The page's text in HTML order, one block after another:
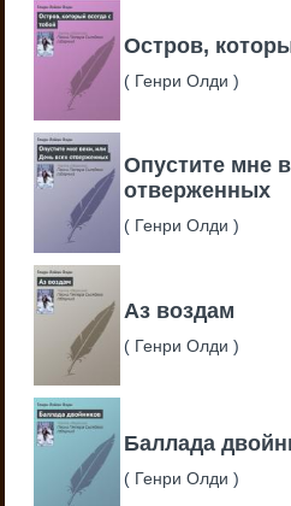
Остров,
( Генри Олди)
Опустите мне
отверженных
( Генри Олди)
Аз воздам
( Генри Олди)
Баллада
( Генри Олди)